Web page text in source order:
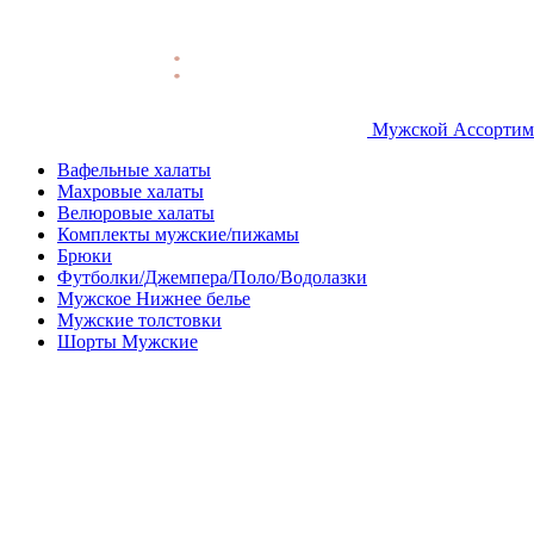
Мужской
Вафельные халаты
Махровые халаты
Велюровые халаты
Комплекты мужские/пижамы
Брюки
Футболки/Джемпера/Поло/Водолазки
Мужское Нижнее белье
Мужские толстовки
Шорты Мужские